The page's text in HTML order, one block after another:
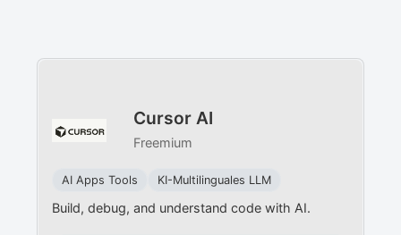
Cursor AI
Freemium
AI Apps Tools KI-Multilinguales LLM
Build, debug, and understand code with AI.